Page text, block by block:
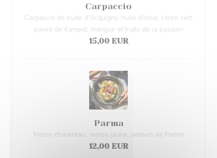
Carpaccio
Carpaccio de truite d'Acquigny, huile d'olive, citron vert,
poivre de Kampot, mangue et fruits de la passion
15,00 EUR
Parma
Melon charentais, melon jaune, jambon de Parme
12,00 EUR